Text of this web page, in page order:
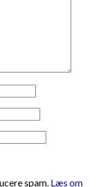
spam. Læs om